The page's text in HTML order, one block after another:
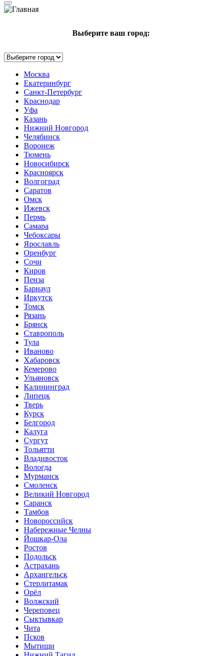
Выберите ваш город:
Москва
Екатеринбург
Санкт-Петербург
Краснодар
Уфа
Казань
Нижний Новгород
Челябинск
Воронеж
Тюмень
Новосибирск
Красноярск
Волгоград
Саратов
Омск
Ижевск
Пермь
Самара
Чебоксары
Ярославль
Оренбург
Сочи
Киров
Пенза
Барнаул
Иркутск
Томск
Рязань
Брянск
Ставрополь
Тула
Иваново
Хабаровск
Кемерово
Ульяновск
Калининград
Липецк
Тверь
Курск
Белгород
Калуга
Сургут
Тольятти
Владивосток
Вологда
Мурманск
Смоленск
Великий Новгород
Саранск
Тамбов
Новороссийск
Набережные Челны
Йошкар-Ола
Ростов
Подольск
Астрахань
Архангельск
Стерлитамак
Орёл
Волжский
Череповец
Сыктывкар
Чита
Псков
Мытищи